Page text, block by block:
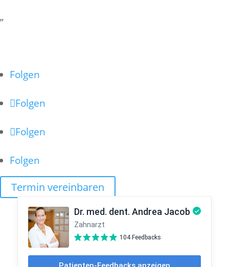
”
Folgen
Folgen
Folgen
Folgen
Termin vereinbaren